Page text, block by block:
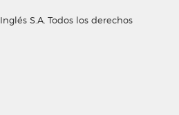
S.A. Todos los derechos